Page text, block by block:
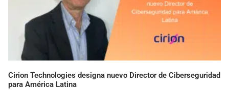
Cirion Technologies designa nuevo Director de Ciberseguridad
para América Latina